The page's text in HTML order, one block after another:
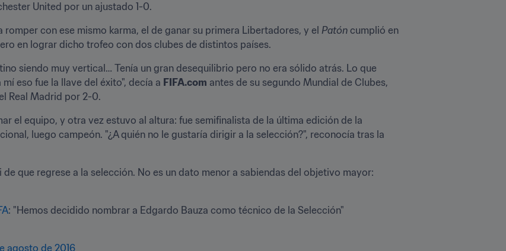
United por un ajustado 1-0.
con ese mismo karma, el de ganar su primera Libertadores, y el Patón cumplió en
en lograr dicho trofeo con dos clubes de distintos países.
siendo muy vertical… Tenía un gran desequilibrio pero no era sólido atrás. Lo que
eso fue la llave del éxito", decía a FIFA.com antes de su segundo Mundial de Clubes,
Real Madrid por 2-0.
el equipo, y otra vez estuvo al altura: fue semifinalista de la última edición de la
luego campeón. "¿A quién no le gustaría dirigir a la selección?", reconocía tras la
que regrese a la selección. No es un dato menor a sabiendas del objetivo mayor:
: "Hemos decidido nombrar a Edgardo Bauza como técnico de la Selección"
agosto de 2016